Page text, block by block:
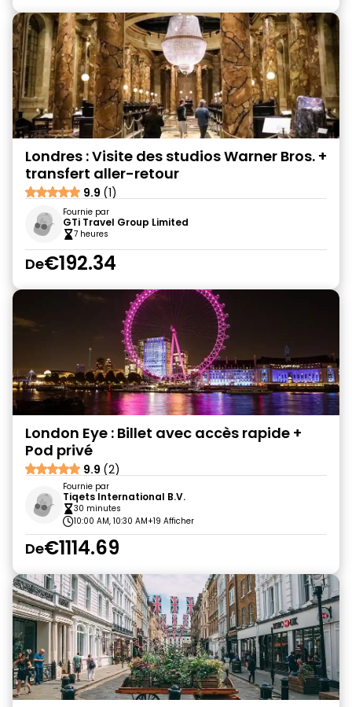
Londres : Visite des studios Warner Bros. +
transfert aller-retour
9.9 (1)
Fournie par
GTi Travel Group Limited
7 heures
De€192.34
London Eye : Billet avec accès rapide +
Pod privé
9.9 (2)
Fournie par
Tiqets International B.V.
30 minutes
10:00 AM, 10:30 AM+19 Afficher
De€1114.69